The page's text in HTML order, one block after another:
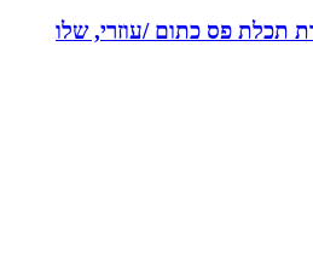
פס כתום /עוזרי, שלו